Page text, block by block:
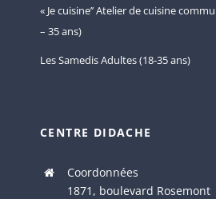
« Je cuisine’’ Atelier de cuisine
– 35 ans)
Les Samedis Adultes (18-35 ans)
CENTRE DIDACHE
Coordonnées
1871, boulevard Rosemont